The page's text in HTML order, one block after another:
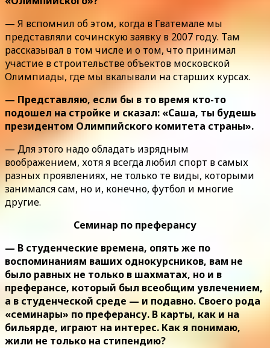
— Я вспомнил об этом, когда в Гватемале мы
представляли сочинскую заявку в 2007 году. Там
рассказывал в том числе и о том, что принимал
участие в строительстве объектов московской
Олимпиады, где мы вкалывали на старших курсах.
— Представляю, если бы в то время кто-то
подошел на стройке и сказал: «Саша, ты будешь
президентом Олимпийского комитета страны».
— Для этого надо обладать изрядным
воображением, хотя я всегда любил спорт в самых
разных проявлениях, не только те виды, которыми
занимался сам, но и, конечно, футбол и многие
другие.
Семинар по преферансу
— В студенческие времена, опять же по
воспоминаниям ваших однокурсников, вам не
было равных не только в шахматах, но и в
преферансе, который был всеобщим увлечением,
а в студенческой среде — и подавно. Своего рода
«семинары» по преферансу. В карты, как и на
бильярде, играют на интерес. Как я понимаю,
жили не только на стипендию?